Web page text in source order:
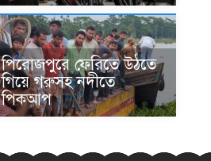
পিরোজপুরে ফেরিতে উঠতে
গিয়ে গরুসহ নদীতে
পিকআপ